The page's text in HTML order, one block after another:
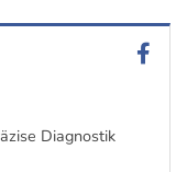
Diagnostik